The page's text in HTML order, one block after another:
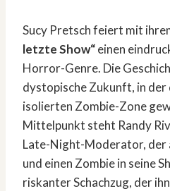
Sucy Pretsch feiert mit
letzte Show“einen
Horror-Genre. Die
dystopische Zukunft, in der
isolierten Zombie-Zone
Mittelpunkt steht Randy
Late-Night-Moderator, der
und einen Zombie in seine
riskanter Schachzug, der